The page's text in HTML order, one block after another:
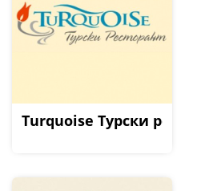
Turquoise Турски ресторант